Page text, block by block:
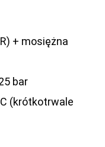
+ mosiężna
bar
(krótkotrwale